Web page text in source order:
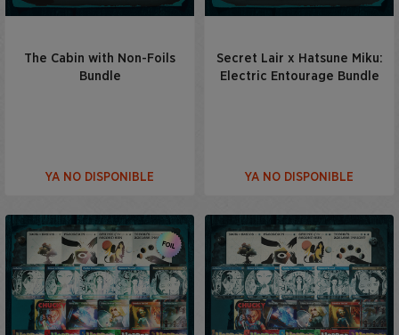
The Cabin with Non-Foils
Bundle
YA NO DISPONIBLE
Secret Lair x Hatsune Miku:
Electric Entourage Bundle
YA NO DISPONIBLE